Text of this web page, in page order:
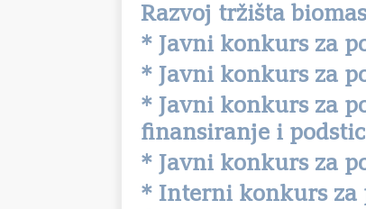
Razvoj tržišta
* Javni konkurs za
* Javni konkurs za
* Javni konkurs za
finansiranje i
* Javni konkurs za
* Interni konkurs za